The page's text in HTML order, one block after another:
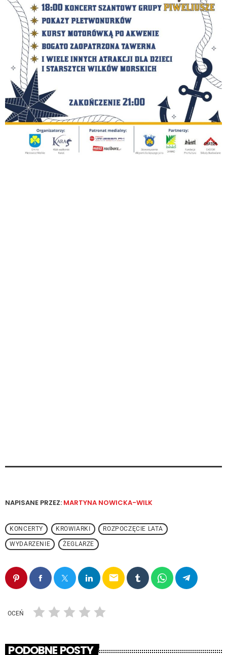
NAPISANE PRZEZ: MARTYNA NOWICKA-WILK
KONCERTY KROWIARKI ROZPOCZĘCIE LATA
WYDARZENIE ŻEGLARZE
email
OCEŃ
PODOBNE POSTY